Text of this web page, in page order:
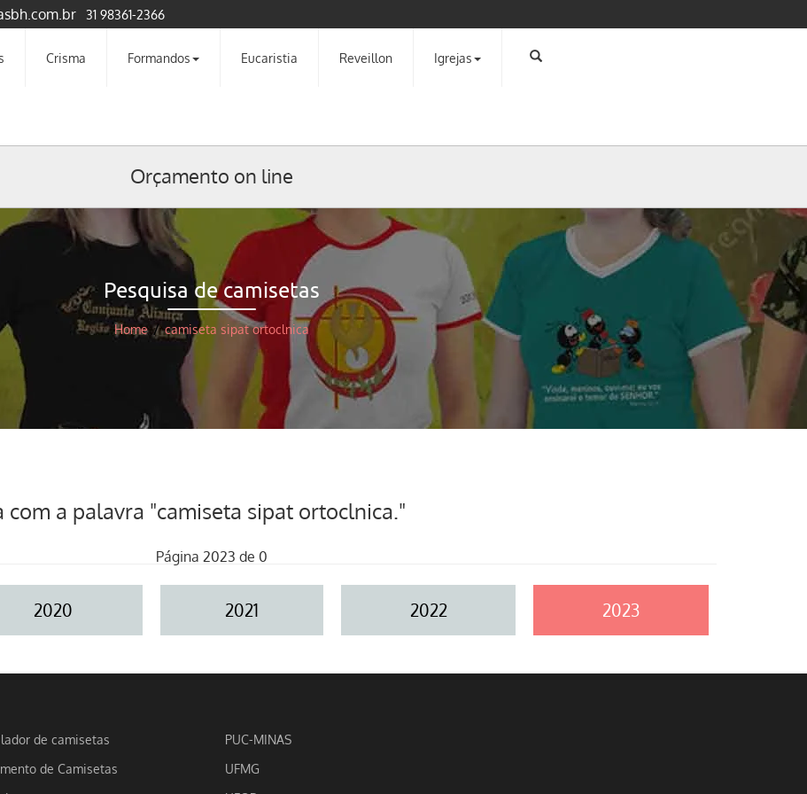
31 98361-2366
Crisma Formandos Eucaristia Reveillon Igrejas
Orçamento on line
Pesquisa de camisetas
Home / camiseta sipat ortoclnica
a palavra "camiseta sipat ortoclnica."
Página 2023 de 0
2020 2021 2022 2023
de camisetas
de Camisetas
PUC-MINAS
UFMG